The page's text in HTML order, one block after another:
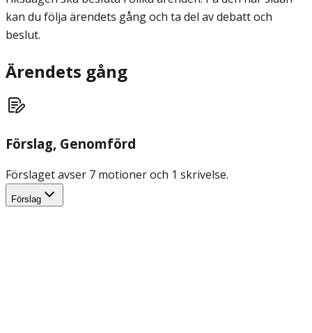
kan du följa ärendets gång och ta del av debatt och
beslut.
Ärendets gång
Förslag, Genomförd
Förslaget avser 7 motioner och 1 skrivelse.
Förslag